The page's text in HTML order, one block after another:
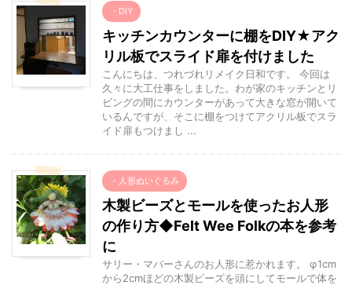
・DIY
キッチンカウンターに棚をDIY★アク
リル板でスライド扉を付けました
こんにちは、つれづれリメイク日和です。 今回は
久々に大工仕事をしました。わが家のキッチンとリ
ビングの間にカウンターがあって大きな窓が開いて
いるんですが、そこに棚をつけてアクリル板でスラ
イド扉もつけまし ...
・人形ぬいぐるみ
木製ビーズとモールを使ったお人形
の作り方◆Felt Wee Folkの本を参考
に
サリー・マバーさんのお人形に惹かれます。 φ1cm
から2cmほどの木製ビーズを頭にしてモールで体を